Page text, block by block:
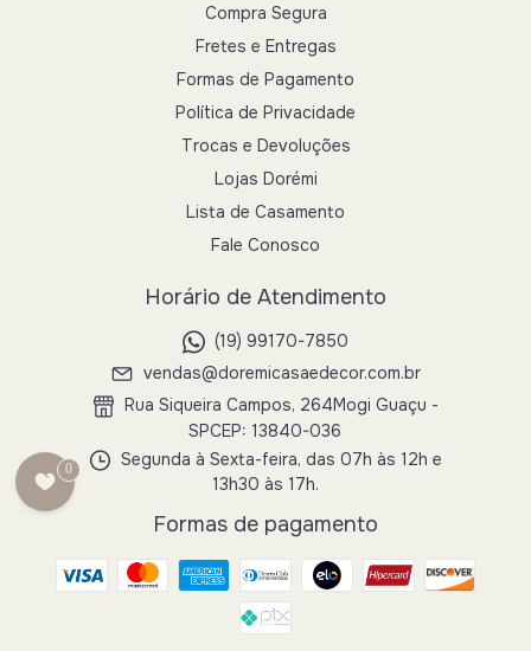
Compra Segura
Fretes e Entregas
Formas de Pagamento
Política de Privacidade
Trocas e Devoluções
Lojas Dorémi
Lista de Casamento
Fale Conosco
Horário de Atendimento
(19) 99170-7850
vendas@doremicasaedecor.com.br
Rua Siqueira Campos, 264Mogi Guaçu -
SPCEP: 13840-036
Segunda à Sexta-feira, das 07h às 12h e
13h30 às 17h.
Formas de pagamento
0